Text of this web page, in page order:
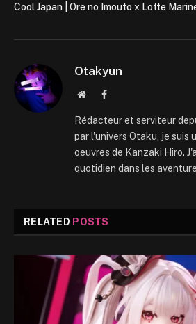
Cool Japan | Ore no Imouto x Lotte
Otakyun
WebsiteFacebook
Rédacteur et serviteur
par l'univers Otaku, je suis
oeuvres de Kanzaki Hiro.
quotidien dans les
RELATED POSTS